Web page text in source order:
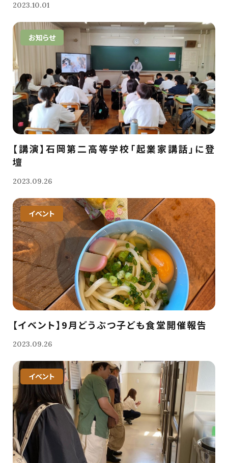
2023.10.01
お知らせ
【講演】石岡第二高等学校「起業家講話」に登
壇
2023.09.26
イベント
【イベント】9月どうぶつ子ども食堂開催報告
2023.09.26
イベント